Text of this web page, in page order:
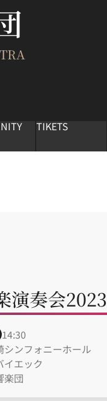
TIKETS
演奏会2023
14:30
シンフォニーホール
イエック
楽団